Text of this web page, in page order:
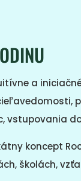
a
vstupovania
koncept
školách,